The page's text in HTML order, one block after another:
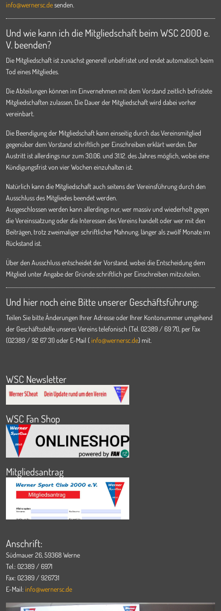
info@wernersc.desenden.
Und wie kann ich die Mitgliedschaft beim WSC 2000 e.
V. beenden?
Die Mitgliedschaft ist zunächst generell unbefristet und endet automatisch beim
Tod eines Mitgliedes.
Die Abteilungen können im Einvernehmen mit dem Vorstand zeitlich befristete
Mitgliedschaften zulassen. Die Dauer der Mitgliedschaft wird dabei vorher
vereinbart.
Die Beendigung der Mitgliedschaft kann einseitig durch das Vereinsmitglied
gegenüber dem Vorstand schriftlich per Einschreiben erklärt werden. Der
Austritt ist allerdings nur zum 30.06. und 31.12. des Jahres möglich, wobei eine
Kündigungsfrist von vier Wochen einzuhalten ist.
Natürlich kann die Mitgliedschaft auch seitens der Vereinsführung durch den
Ausschluss des Mitgliedes beendet werden.
Ausgeschlossen werden kann allerdings nur, wer massiv und wiederholt gegen
die Vereinssatzung oder die Interessen des Vereins handelt oder wer mit den
Beiträgen, trotz zweimaliger schriftlicher Mahnung, länger als zwölf Monate im
Rückstand ist.
Über den Ausschluss entscheidet der Vorstand, wobei die Entscheidung dem
Mitglied unter Angabe der Gründe schriftlich per Einschreiben mitzuteilen.
Und hier noch eine Bitte unserer Geschäftsführung:
Teilen Sie bitte Änderungen Ihrer Adresse oder Ihrer Kontonummer umgehend
der Geschäftsstelle unseres Vereins telefonisch (Tel. 02389 / 69 71), per Fax
(02389 / 92 67 31) oder E-Mail (info@wernersc.de) mit.
WSC Newsletter
WSC Fan Shop
Mitgliedsantrag
Anschrift:
Südmauer 26, 59368 Werne
Tel.: 02389 / 6971
Fax: 02389 / 926731
E-Mail: info@wernersc.de